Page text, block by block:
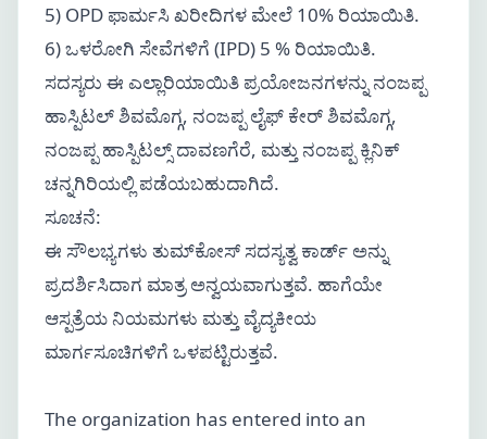
5) OPD ಫಾರ್ಮಸಿ ಖರೀದಿಗಳ ಮೇಲೆ 10% ರಿಯಾಯಿತಿ.
6) ಒಳರೋಗಿ ಸೇವೆಗಳಿಗೆ (IPD) 5 % ರಿಯಾಯಿತಿ.
ಸದಸ್ಯರು ಈ ಎಲ್ಲಾರಿಯಾಯಿತಿ ಪ್ರಯೋಜನಗಳನ್ನು ನಂಜಪ್ಪ
ಹಾಸ್ಪಿಟಲ್ ಶಿವಮೊಗ್ಗ, ನಂಜಪ್ಪ ಲೈಫ್ ಕೇರ್ ಶಿವಮೊಗ್ಗ,
ನಂಜಪ್ಪ ಹಾಸ್ಪಿಟಲ್ಸ್ ದಾವಣಗೆರೆ, ಮತ್ತು ನಂಜಪ್ಪ ಕ್ಲಿನಿಕ್
ಚನ್ನಗಿರಿಯಲ್ಲಿ ಪಡೆಯಬಹುದಾಗಿದೆ.
ಸೂಚನೆ:
ಈ ಸೌಲಭ್ಯಗಳು ತುಮ್‌ಕೋಸ್ ಸದಸ್ಯತ್ವ ಕಾರ್ಡ್ ಅನ್ನು
ಪ್ರದರ್ಶಿಸಿದಾಗ ಮಾತ್ರ ಅನ್ವಯವಾಗುತ್ತವೆ. ಹಾಗೆಯೇ
ಆಸ್ಪತ್ರೆಯ ನಿಯಮಗಳು ಮತ್ತು ವೈದ್ಯಕೀಯ
ಮಾರ್ಗಸೂಚಿಗಳಿಗೆ ಒಳಪಟ್ಟಿರುತ್ತವೆ.
The organization has entered into an